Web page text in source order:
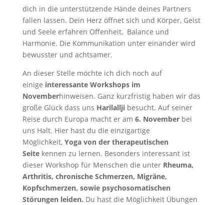
dich in die unterstützende Hände deines Partners
fallen lassen. Dein Herz öffnet sich und Körper, Geist
und Seele erfahren Offenheit, Balance und
Harmonie. Die Kommunikation unter einander wird
bewusster und achtsamer.
An dieser Stelle möchte ich dich noch auf
einige interessante Workshops im
Novemberhinweisen. Ganz kurzfristig haben wir das
große Glück dass uns Harilalljibesucht. Auf seiner
Reise durch Europa macht er am 6. Novemberbei
uns Halt. Hier hast du die einzigartige
Möglichkeit, Yoga von der therapeutischen
Seitekennen zu lernen. Besonders interessant ist
dieser Workshop für Menschen die unter Rheuma,
Arthritis, chronische Schmerzen, Migräne,
Kopfschmerzen, sowie psychosomatischen
Störungen leiden. Du hast die Möglichkeit Übungen